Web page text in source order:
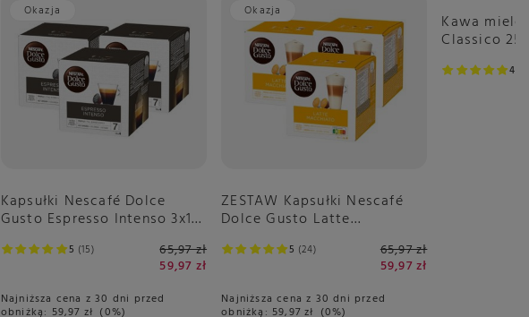
Okazja
5 15
Kapsułki Nescafé Dolce
Gusto Espresso Intenso 3x16
65,97 zł
59,97 zł
Najniższa cena z 30 dni przed
obniżką: 59,97 zł 0%
Okazja
5 24
ZESTAW Kapsułki Nescafé
Dolce Gusto Latte
65,97 zł
59,97 zł
Najniższa cena z 30 dni przed
obniżką: 59,97 zł 0%
Kawa
Classico